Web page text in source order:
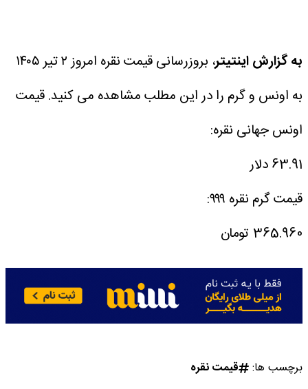
به گزارش اینتیتر
، بروزرسانی قیمت نقره امروز ۲ تیر ۱۴۰۵
به اونس و گرم را در این مطلب مشاهده می کنید.قیمت
اونس جهانی نقره:
63.91 دلار
قیمت گرم نقره ۹۹۹:
365.960 تومان
برچسب ها: قیمت نقره